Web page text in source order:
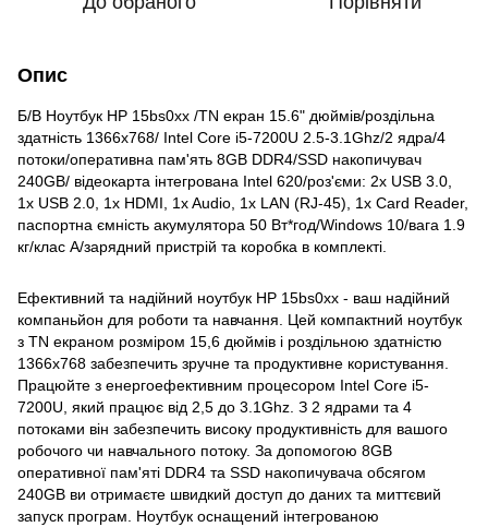
Опис
Б/В Ноутбук HP 15bs0xx /TN екран 15.6" дюймів/роздільна
здатність 1366x768/ Intel Core i5-7200U 2.5-3.1Ghz/2 ядра/4
потоки/оперативна пам'ять 8GB DDR4/SSD накопичувач
240GB/ відеокарта інтегрована Intel 620/роз'єми: 2x USB 3.0,
1x USB 2.0, 1x HDMI, 1x Audio, 1x LAN (RJ-45), 1x Card Reader,
паспортна ємність акумулятора 50 Вт*год/Windows 10/вага 1.9
кг/клас A/зарядний пристрій та коробка в комплекті.
Ефективний та надійний ноутбук HP 15bs0xx - ваш надійний
компаньйон для роботи та навчання. Цей компактний ноутбук
з TN екраном розміром 15,6 дюймів і роздільною здатністю
1366x768 забезпечить зручне та продуктивне користування.
Працюйте з енергоефективним процесором Intel Core i5-
7200U, який працює від 2,5 до 3.1Ghz. З 2 ядрами та 4
потоками він забезпечить високу продуктивність для вашого
робочого чи навчального потоку. За допомогою 8GB
оперативної пам'яті DDR4 та SSD накопичувача обсягом
240GB ви отримаєте швидкий доступ до даних та миттєвий
запуск програм. Ноутбук оснащений інтегрованою